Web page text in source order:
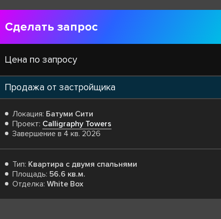
Сделать запрос
Цена по запросу
Продажа от застройщика
Локация: Батуми Сити
Проект: Calligraphy Towers
Завершение в 4 кв. 2026
Тип: Квартира с двумя спальнями
Площадь: 56.6 кв.м.
Отделка: White Box